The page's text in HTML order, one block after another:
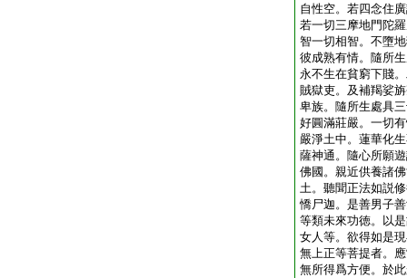
自性空。若四念住
若一切三摩地門陀
智一切相智。不墮
彼成熟有情。隨所
永不生在貧窮下賤
賊獄吏。及補羯娑
卑族。隨所生處具
好圓滿莊嚴。一切
嚴淨土中。蓮華化
薩神通。隨心所願
佛國。親近供養諸
土。聽聞正法如説
憍尸迦。是善男子
等類未來功徳。以
女人等。欲得如是
無上正等菩提者。
無所得爲方便。於